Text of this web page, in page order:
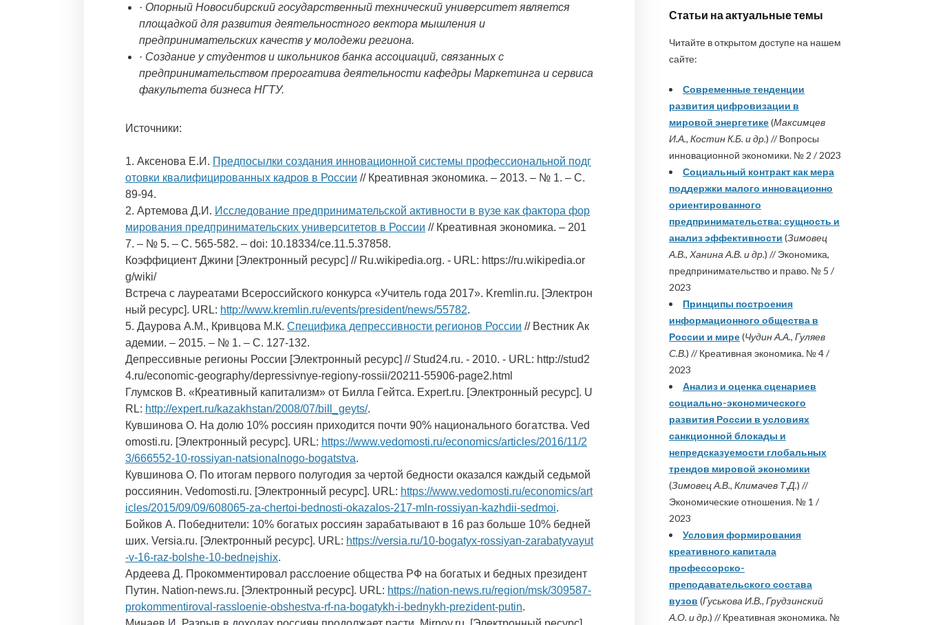
· Опорный Новосибирский государственный технический университет является
площадкой для развития деятельностного вектора мышления и
предпринимательских качеств у молодежи региона.
· Создание у студентов и школьников банка ассоциаций, связанных с
предпринимательством прерогатива деятельности кафедры Маркетинга и сервиса
факультета бизнеса НГТУ.
Источники:
1. Аксенова Е.И. Предпосылки создания инновационной системы профессиональной подг
отовки квалифицированных кадров в России // Креативная экономика. – 2013. – № 1. – С.
89-94.
2. Артемова Д.И. Исследование предпринимательской активности в вузе как фактора фор
мирования предпринимательских университетов в России // Креативная экономика. – 201
7. – № 5. – С. 565-582. – doi: 10.18334/ce.11.5.37858.
Коэффициент Джини [Электронный ресурс] // Ru.wikipedia.org. - URL: https://ru.wikipedia.or
g/wiki/
Встреча с лауреатами Всероссийского конкурса «Учитель года 2017». Kremlin.ru. [Электрон
ный ресурс]. URL: http://www.kremlin.ru/events/president/news/55782.
5. Даурова А.М., Кривцова М.К. Специфика депрессивности регионов России // Вестник Ак
адемии. – 2015. – № 1. – С. 127-132.
Депрессивные регионы России [Электронный ресурс] // Stud24.ru. - 2010. - URL: http://stud2
4.ru/economic-geography/depressivnye-regiony-rossii/20211-55906-page2.html
Глумсков В. «Креативный капитализм» от Билла Гейтса. Expert.ru. [Электронный ресурс]. U
RL: http://expert.ru/kazakhstan/2008/07/bill_geyts/.
Кувшинова О. На долю 10% россиян приходится почти 90% национального богатства. Ved
omosti.ru. [Электронный ресурс]. URL: https://www.vedomosti.ru/economics/articles/2016/11/2
3/666552-10-rossiyan-natsionalnogo-bogatstva.
Кувшинова О. По итогам первого полугодия за чертой бедности оказался каждый седьмой
россиянин. Vedomosti.ru. [Электронный ресурс]. URL: https://www.vedomosti.ru/economics/art
icles/2015/09/09/608065-za-chertoi-bednosti-okazalos-217-mln-rossiyan-kazhdii-sedmoi.
Бойков А. Победнители: 10% богатых россиян зарабатывают в 16 раз больше 10% бедней
ших. Versia.ru. [Электронный ресурс]. URL: https://versia.ru/10-bogatyx-rossiyan-zarabatyvayut
-v-16-raz-bolshe-10-bednejshix.
Ардеева Д. Прокомментировал расслоение общества РФ на богатых и бедных президент
Путин. Nation-news.ru. [Электронный ресурс]. URL: https://nation-news.ru/region/msk/309587-
prokommentiroval-rassloenie-obshestva-rf-na-bogatykh-i-bednykh-prezident-putin.
Статьи на актуальные темы
Читайте в открытом доступе на нашем
сайте:
Современные тенденции
развития цифровизации в
мировой энергетике(Максимцев
И.А., Костин К.Б. и др.) // Вопросы
инновационной экономики. № 2 / 2023
Социальный контракт как мера
поддержки малого инновационно
ориентированного
предпринимательства: сущность и
анализ эффективности (Зимовец
А.В., Ханина А.В. и др.) // Экономика,
предпринимательство и право. № 5 /
2023
Принципы построения
информационного общества в
России и мире(Чудин А.А., Гуляев
С.В.) // Креативная экономика. № 4 /
2023
Анализ и оценка сценариев
социально-экономического
развития России в условиях
санкционной блокады и
непредсказуемости глобальных
трендов мировой экономики
(Зимовец А.В., Климачев Т.Д.) //
Экономические отношения. № 1 /
2023
Условия формирования
креативного капитала
профессорско-
преподавательского состава
вузов (Гуськова И.В., Грудзинский
А.О. и др.) // Креативная экономика. №